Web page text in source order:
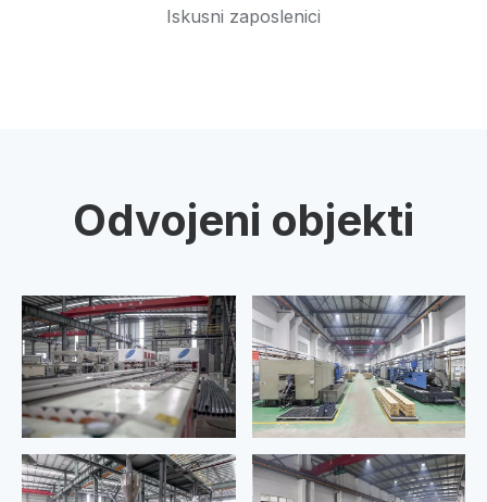
Iskusni zaposlenici
Odvojeni objekti